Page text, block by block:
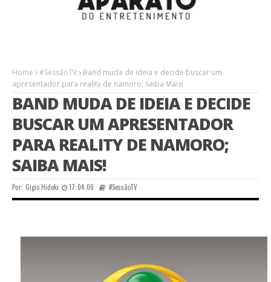
Home #SessãoTV
Band muda de ideia e decide buscar um
apresentador para reality de namoro; Saiba Mais!
BAND MUDA DE IDEIA E DECIDE
BUSCAR UM APRESENTADOR
PARA REALITY DE NAMORO;
SAIBA MAIS!
Por: Gigio Hideki 17:04:00 #SessãoTV